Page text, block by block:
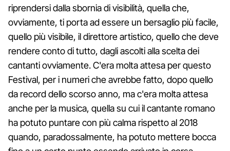
riprendersi dalla sbornia di visibilità, quella che,
ovviamente, ti porta ad essere un bersaglio più facile,
quello più visibile, il direttore artistico, quello che deve
rendere conto di tutto, dagli ascolti alla scelta dei
cantanti ovviamente. C'era molta attesa per questo
Festival, per i numeri che avrebbe fatto, dopo quello
da record dello scorso anno, ma c'era molta attesa
anche per la musica, quella su cui il cantante romano
ha potuto puntare con più calma rispetto al 2018
quando, paradossalmente, ha potuto mettere bocca